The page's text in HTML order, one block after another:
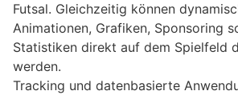
Futsal. Gleichzeitig können
Animationen, Grafiken, Sponsoring
Statistiken direkt auf dem Spielfeld
werden.
Tracking und datenbasierte